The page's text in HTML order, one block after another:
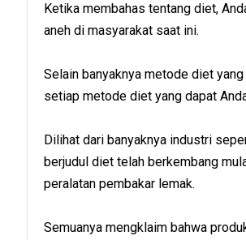
Ketika membahas tentang diet,
aneh di masyarakat saat ini.
Selain banyaknya metode diet
setiap metode diet yang dapat
Dilihat dari banyaknya industri
berjudul diet telah berkembang
peralatan pembakar lemak.
Semuanya mengklaim bahwa